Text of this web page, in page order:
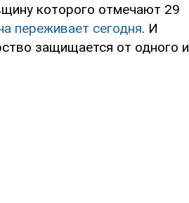
которого отмечают 29
переживает сегодня. И
защищается от одного и